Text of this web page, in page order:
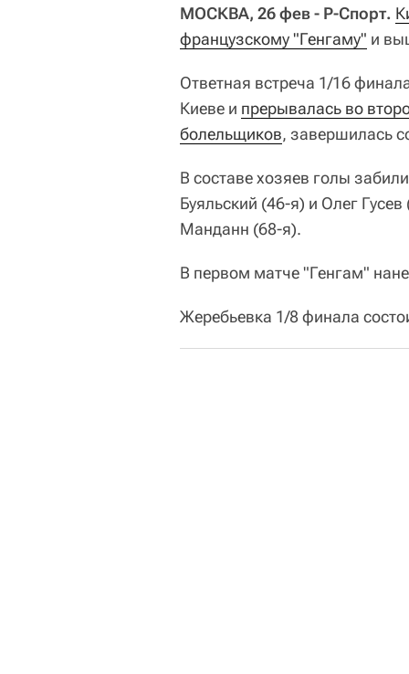
МОСКВА, 26 фев - Р-Спорт.
французскому "Генгаму" и
Ответная встреча 1/16
Киеве и прерывалась во
болельщиков, завершилась
В составе хозяев голы
Буяльский (46-я) и Олег
Манданн (68-я).
В первом матче "Генгам"
Жеребьевка 1/8 финала